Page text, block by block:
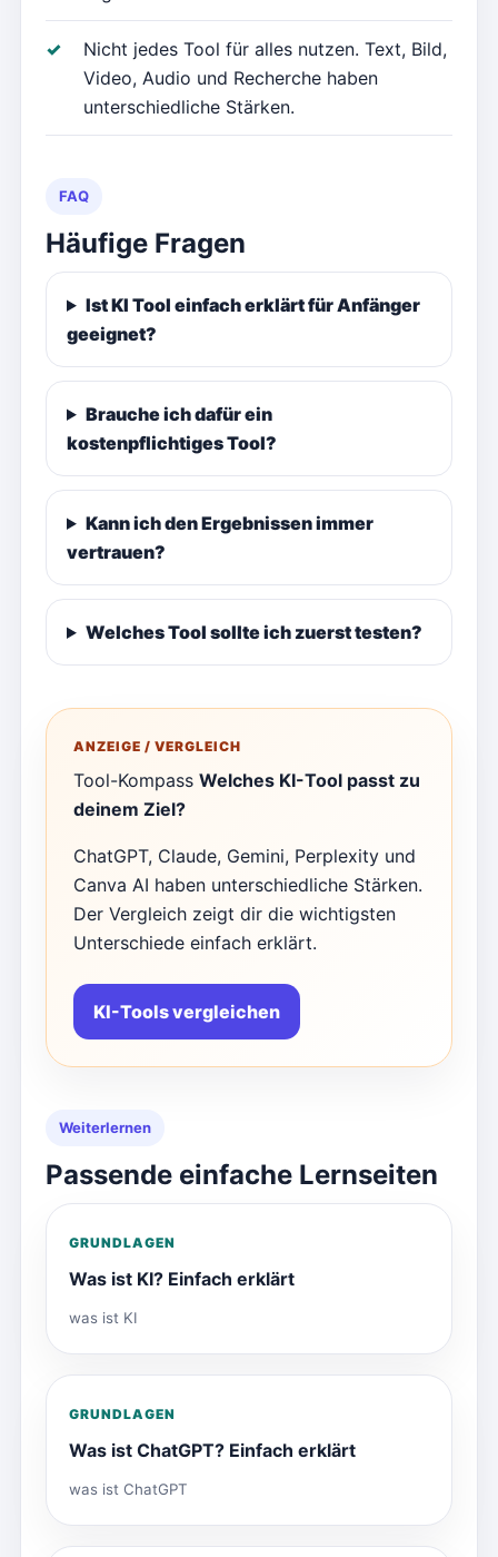
Nicht jedes Tool für alles nutzen. Text, Bild,
Video, Audio und Recherche haben
unterschiedliche Stärken.
FAQ
Häufige Fragen
Ist KI Tool einfach erklärt für Anfänger
geeignet?
Brauche ich dafür ein
kostenpflichtiges Tool?
Kann ich den Ergebnissen immer
vertrauen?
Welches Tool sollte ich zuerst testen?
ANZEIGE / VERGLEICH
Tool-Kompass Welches KI-Tool passt zu
deinem Ziel?
ChatGPT, Claude, Gemini, Perplexity und
Canva AI haben unterschiedliche Stärken.
Der Vergleich zeigt dir die wichtigsten
Unterschiede einfach erklärt.
KI-Tools vergleichen
Weiterlernen
Passende einfache Lernseiten
GRUNDLAGEN
Was ist KI? Einfach erklärt
was ist KI
GRUNDLAGEN
Was ist ChatGPT? Einfach erklärt
was ist ChatGPT